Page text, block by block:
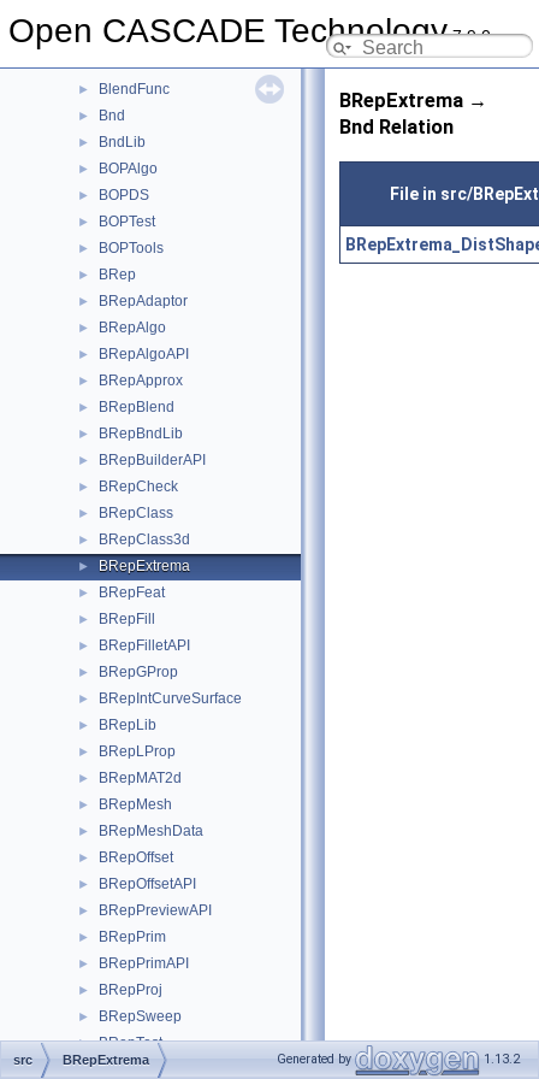
Open CASCADE Technology7.9.0
BiTgte
► BlendFunc
► Bnd
► BndLib
► BOPAlgo
► BOPDS
► BOPTest
► BOPTools
► BRep
► BRepAdaptor
► BRepAlgo
► BRepAlgoAPI
► BRepApprox
► BRepBlend
► BRepBndLib
► BRepBuilderAPI
► BRepCheck
► BRepClass
► BRepClass3d
► BRepExtrema
► BRepFeat
► BRepFill
► BRepFilletAPI
► BRepGProp
► BRepIntCurveSurface
► BRepLib
► BRepLProp
► BRepMAT2d
► BRepMesh
► BRepMeshData
► BRepOffset
► BRepOffsetAPI
► BRepPreviewAPI
► BRepPrim
► BRepPrimAPI
► BRepProj
► BRepSweep
► BRepTest
► BRepToIGES
BRepExtrema →
Bnd Relation
File in src/
src BRepExtrema Generated by 1.13.2